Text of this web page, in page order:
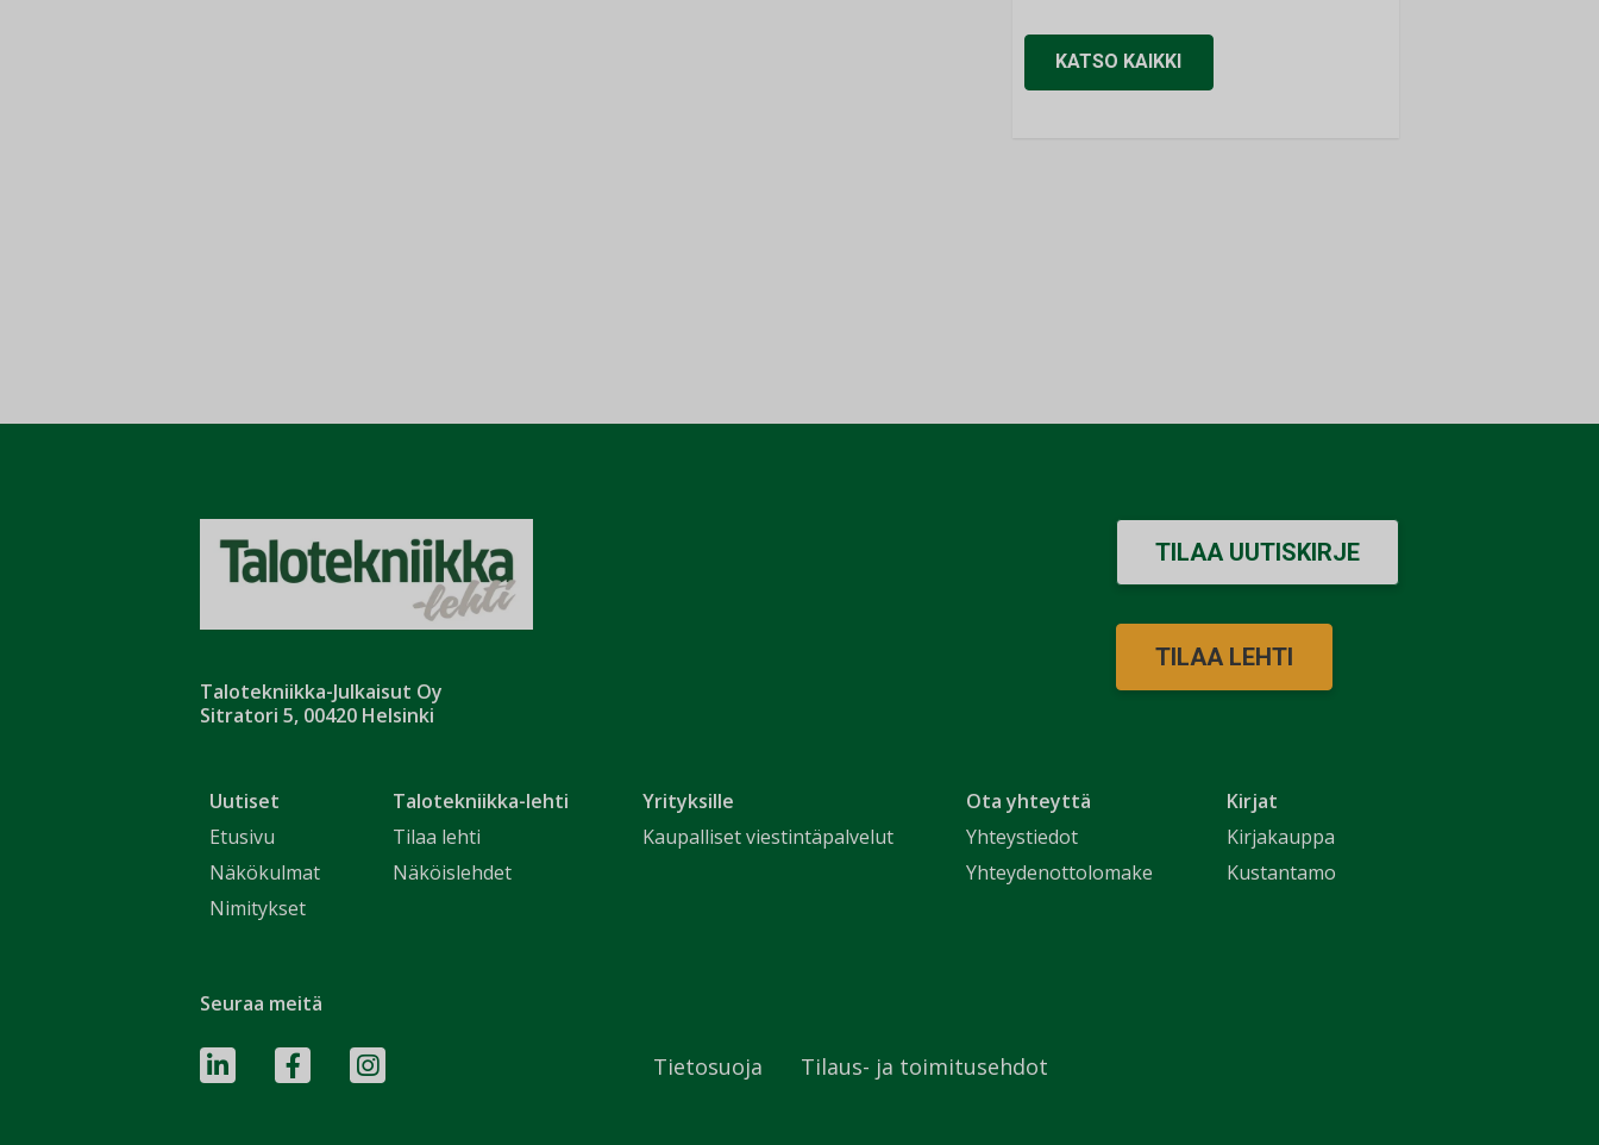
KATSO KAIKKI
Talotekniikka-Julkaisut Oy
Sitratori 5, 00420 Helsinki
Uutiset
Etusivu
Näkökulmat
Nimitykset
Talotekniikka-lehti
Tilaa lehti
Näköislehdet
Yrityksille
Kaupalliset viestintäpalvelut
Ota yhteyttä
Yhteystiedot
Yhteydenottolomake
Kirjat
Kirjakauppa
Kustantamo
TILAA UUTISKIRJE
TILAA LEHTI
Seuraa meitä
Tietosuoja Tilaus- ja toimitusehdot